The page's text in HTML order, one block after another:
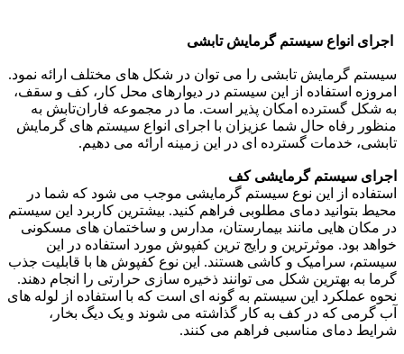
اجرای انواع سیستم گرمایش تابشی
سیستم گرمایش تابشی را می توان در شکل های مختلف ارائه نمود.
امروزه استفاده از این سیستم در دیوارهای محل کار، کف و سقف،
به شکل گسترده امکان پذیر است. ما در مجموعه فاران‌تابش به
منظور رفاه حال شما عزیزان با اجرای انواع سیستم های گرمایش
تابشی، خدمات گسترده ای در این زمینه ارائه می‌ دهیم.
اجرای سیستم گرمایشی کف
استفاده از این نوع سیستم گرمایشی موجب می شود که شما در
محیط بتوانید دمای مطلوبی فراهم کنید. بیشترین کاربرد این سیستم
در مکان هایی مانند بیمارستان، مدارس و ساختمان های مسکونی
خواهد بود. موثرترین و رایج ترین کفپوش مورد استفاده در این
سیستم، سرامیک و کاشی هستند. این نوع کفپوش ها با قابلیت جذب
گرما به بهترین شکل می توانند ذخیره سازی حرارتی را انجام دهند.
نحوه عملکرد این سیستم به گونه ای است که با استفاده از لوله های
آب گرمی که در کف به کار گذاشته می ‌شوند و یک دیگ بخار،
شرایط دمای مناسبی فراهم می کنند.